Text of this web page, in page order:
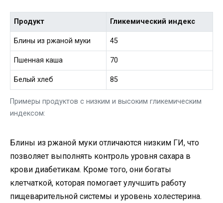
Примеры продуктов с низким и высоким гликемическим
индексом:
Продукт Гликемический индекс
Блины из ржаной муки 45
Пшенная каша 70
Белый хлеб 85
Блины из ржаной муки отличаются низким ГИ, что
позволяет выполнять контроль уровня сахара в
крови диабетикам. Кроме того, они богаты
клетчаткой, которая помогает улучшить работу
пищеварительной системы и уровень холестерина.